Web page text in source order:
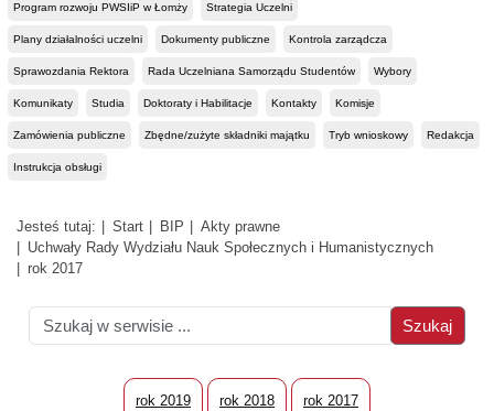
Program rozwoju PWSIiP w Łomży Strategia Uczelni
Plany działalności uczelni Dokumenty publiczne Kontrola zarządcza
Sprawozdania Rektora Rada Uczelniana Samorządu Studentów Wybory
Komunikaty Studia Doktoraty i Habilitacje Kontakty Komisje
Zamówienia publiczne Zbędne/zużyte składniki majątku Tryb wnioskowy Redakcja
Instrukcja obsługi
Jesteś tutaj: Start BIP
Akty prawne
Uchwały Rady Wydziału Nauk Społecznych i Humanistycznych
rok 2017
rok 2019 rok 2018 rok 2017